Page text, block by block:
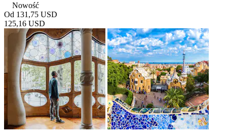
Nowość
Od 131,75 USD
125,16 USD